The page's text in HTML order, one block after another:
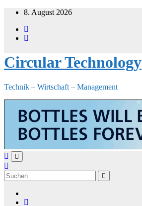
Zum
springen
8. August 2026
Circular Technology
Technik – Wirtschaft – Management